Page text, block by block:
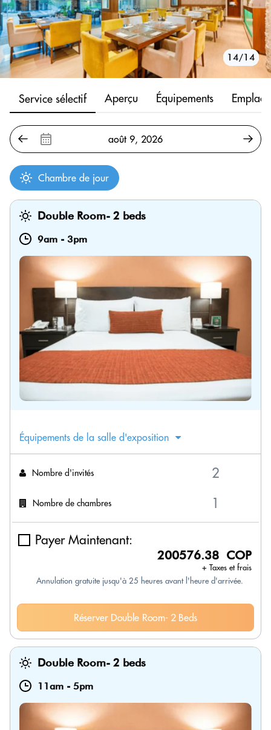
1/14
2/14
3/14
4/14
5/14
6/14
7/14
8/14
9/14
10/14
11/14
12/14
13/14
14/14
Service sélectif Aperçu Équipements
Chambre de jour
Double Room- 2 beds
9am - 3pm
Équipements de la salle d'exposition
Nombre d'invités
Nombre de chambres
Payer Maintenant:
200576.38 COP
+ Taxes et frais
Annulation gratuite jusqu'à 25 heures avant l'heure d'arrivée.
Réserver Double Room- 2 Beds
Double Room- 2 beds
11am - 5pm